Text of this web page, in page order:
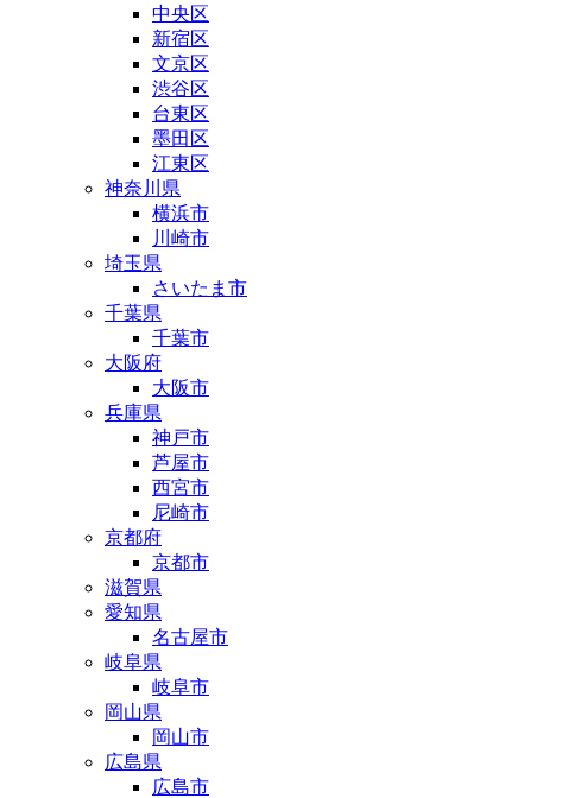
中央区
新宿区
文京区
渋谷区
台東区
墨田区
江東区
神奈川県
横浜市
川崎市
埼玉県
さいたま市
千葉県
千葉市
大阪府
大阪市
兵庫県
神戸市
芦屋市
西宮市
尼崎市
京都府
京都市
滋賀県
愛知県
名古屋市
岐阜県
岐阜市
岡山県
岡山市
広島県
広島市